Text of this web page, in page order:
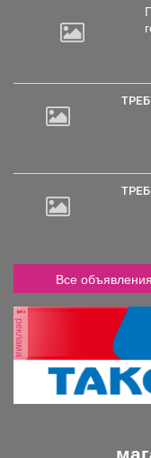
Все объявления
реклама